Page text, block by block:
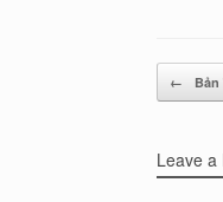
Post
← Bản
Leave a